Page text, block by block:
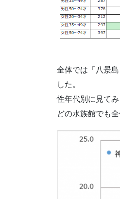
全体では「八景
した。
性年代別に見て
どの水族館でも